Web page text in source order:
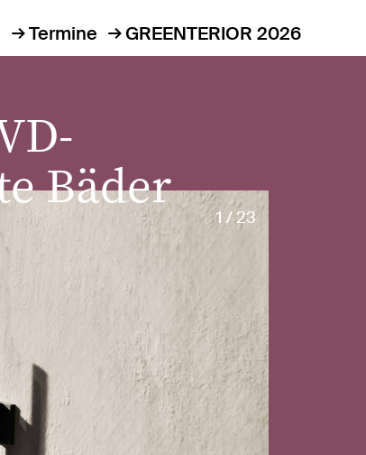
Termine GREENTERIOR 2026
Bäder
1 / 23